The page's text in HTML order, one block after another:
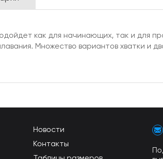
как для начинающих, так и для
Множество вариантов хватки и
Новости
Контакты